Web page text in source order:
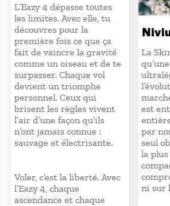
L’Eazy 4 dépasse toutes
les limites. Avec elle, tu
découvres pour la
première fois ce que ça
fait de vaincre la gravité
comme un oiseau et de te
surpasser. Chaque vol
devient un triomphe
personnel. Ceux qui
brisent les règles vivent
l’air d’une façon qu’ils
n’ont jamais connue :
sauvage et électrisante.
Voler, c’est la liberté. Avec
l’Eazy 4, chaque
ascendance et chaque
La
est
par
seul
la
ni sur